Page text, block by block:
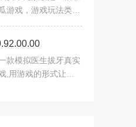
游戏，游戏玩法类似
了许多关卡，每个关
务都不尽
款模拟医生拔牙真实
,用游戏的形式让宝